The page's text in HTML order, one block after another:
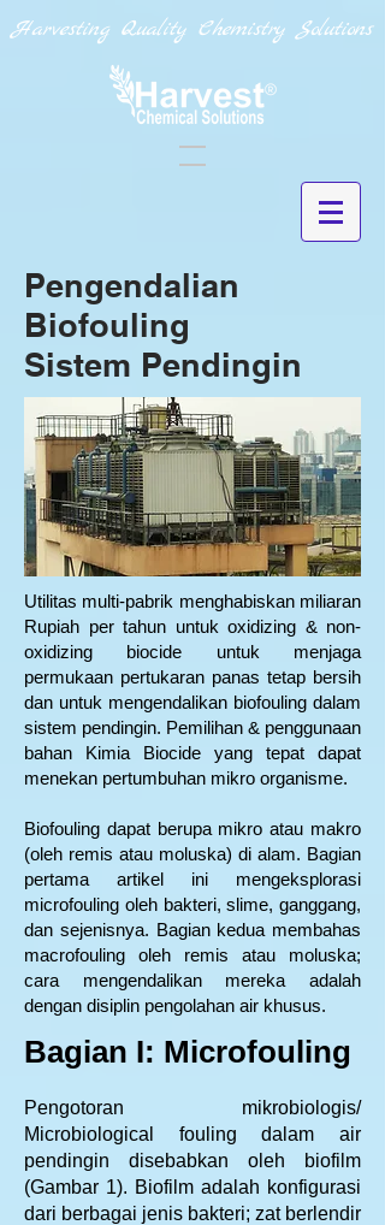
Harvesting Quality Chemistry Solutions
Pengendalian
Biofouling
Sistem Pendingin
Utilitas multi-pabrik menghabiskan miliaran
Rupiah per tahun untuk oxidizing & non-
oxidizing biocide untuk menjaga
permukaan pertukaran panas tetap bersih
dan untuk mengendalikan biofouling dalam
sistem pendingin. Pemilihan & penggunaan
bahan Kimia Biocide yang tepat dapat
menekan pertumbuhan mikro organisme.
Biofouling dapat berupa mikro atau makro
(oleh remis atau moluska) di alam. Bagian
pertama artikel ini mengeksplorasi
microfouling oleh bakteri, slime, ganggang,
dan sejenisnya. Bagian kedua membahas
macrofouling oleh remis atau moluska;
cara mengendalikan mereka adalah
dengan disiplin pengolahan air khusus.
Bagian I: Microfouling
Pengotoran mikrobiologis/
Microbiological fouling dalam air
pendingin disebabkan oleh biofilm
(Gambar 1). Biofilm adalah konfigurasi
dari berbagai jenis bakteri; zat berlendir